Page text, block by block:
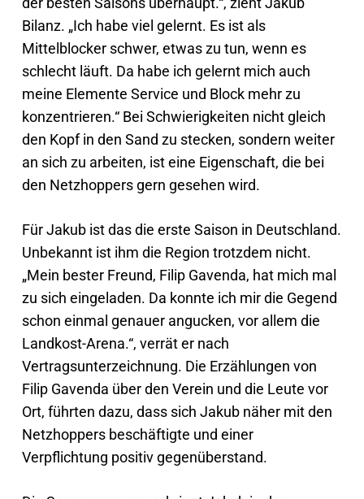
Bilanz. „Ich habe viel gelernt. Es ist als
Mittelblocker schwer, etwas zu tun, wenn es
schlecht läuft. Da habe ich gelernt mich auch
meine Elemente Service und Block mehr zu
konzentrieren.“ Bei Schwierigkeiten nicht gleich
den Kopf in den Sand zu stecken, sondern weiter
an sich zu arbeiten, ist eine Eigenschaft, die bei
den Netzhoppers gern gesehen wird.
Für Jakub ist das die erste Saison in Deutschland.
Unbekannt ist ihm die Region trotzdem nicht.
„Mein bester Freund, Filip Gavenda, hat mich mal
zu sich eingeladen. Da konnte ich mir die Gegend
schon einmal genauer angucken, vor allem die
Landkost-Arena.“, verrät er nach
Vertragsunterzeichnung. Die Erzählungen von
Filip Gavenda über den Verein und die Leute vor
Ort, führten dazu, dass sich Jakub näher mit den
Netzhoppers beschäftigte und einer
Verpflichtung positiv gegenüberstand.